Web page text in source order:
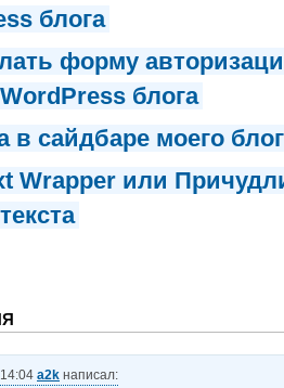
блога
форму
блога
в сайдбаре моего
Wrapper или
a2k написал: